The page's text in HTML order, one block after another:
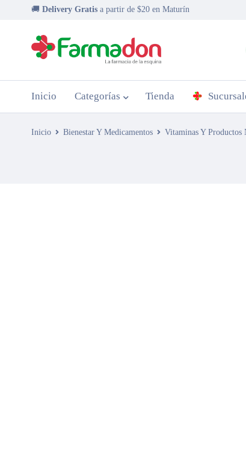
🚚 Delivery Gratis a partir de $20 en Maturín
Inicio Categorías Tienda
Inicio Bienestar Y Medicamentos Vitaminas Y Productos